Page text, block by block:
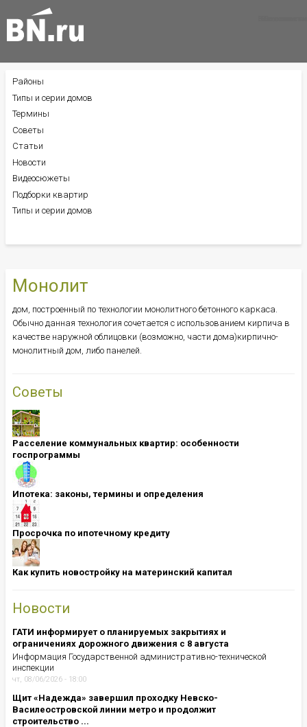
Монолит
дом, построенный по технологии монолитного бетонного каркаса.
Обычно данная технология сочетается с использованием кирпича в
качестве наружной облицовки (возможно, части дома)кирпично-
монолитный дом, либо панелей.
Советы
Расселение коммунальных квартир: особенности
госпрограммы
Ипотека: ​​​​​​​законы, термины и определения
Просрочка по ипотечному кредиту
Как купить новостройку на материнский капитал
Новости
ГАТИ информирует о планируемых закрытиях и
ограничениях дорожного движения с 8 августа
Информация Государственной административно-технической
инспекции
чт, 08/06/2026 - 18:00
Щит «Надежда» завершил проходку Невско-
Василеостровской линии метро и продолжит
строительство ...
БОКОВОЕ
МЕНЮ
Районы
Типы и серии домов
Термины
Советы
Статьи
Новости
Видеосюжеты
Подборки квартир
Типы и серии домов